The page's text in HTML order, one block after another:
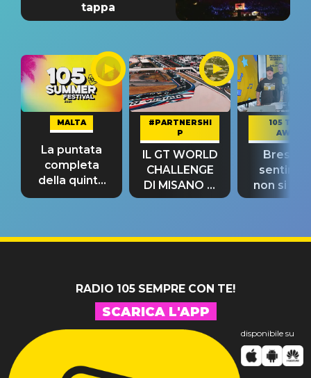
tappa
MALTA
La puntata
completa
della quinta
tappa
#PARTNERSHI
P
IL GT WORLD
CHALLENGE
DI MISANO si
riconferma
105 TAKE
AWAY
Bresh:
non si
fino alla
RADIO 105 SEMPRE CON TE!
SCARICA L'APP
disponibile su